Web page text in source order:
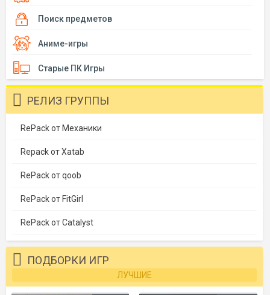
Поиск предметов
Аниме-игры
Старые ПК Игры
РЕЛИЗ ГРУППЫ
RePack от Механики
Repack от Xatab
RePack от qoob
RePack от FitGirl
RePack от Catalyst
ПОДБОРКИ ИГР
ЛУЧШИЕ